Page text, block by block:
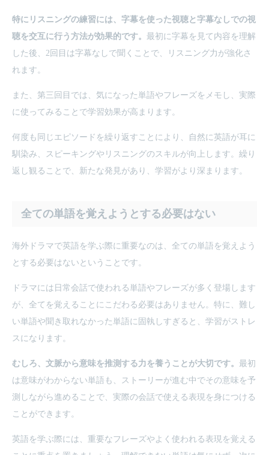
特にリスニングの練習には、字幕を使った視聴と字幕なしでの視
聴を交互に行う方法が効果的です。 最初に字幕を見て内容を理解
した後、2回目は字幕なしで聞くことで、リスニング力が強化さ
れます。
また、第三回目では、気になった単語やフレーズをメモし、実際
に使ってみることで学習効果が高まります。
何度も同じエピソードを繰り返すことにより、自然に英語が耳に
馴染み、スピーキングやリスニングのスキルが向上します。繰り
返し観ることで、新たな発見があり、学習がより深まります。
全ての単語を覚えようとする必要はない
海外ドラマで英語を学ぶ際に重要なのは、全ての単語を覚えよう
とする必要はないということです。
ドラマには日常会話で使われる単語やフレーズが多く登場します
が、全てを覚えることにこだわる必要はありません。特に、難し
い単語や聞き取れなかった単語に固執しすぎると、学習がストレ
スになります。
むしろ、文脈から意味を推測する力を養うことが大切です。 最初
は意味がわからない単語も、ストーリーが進む中でその意味を予
測しながら進めることで、実際の会話で使える表現を身につける
ことができます。
英語を学ぶ際には、重要なフレーズやよく使われる表現を覚える